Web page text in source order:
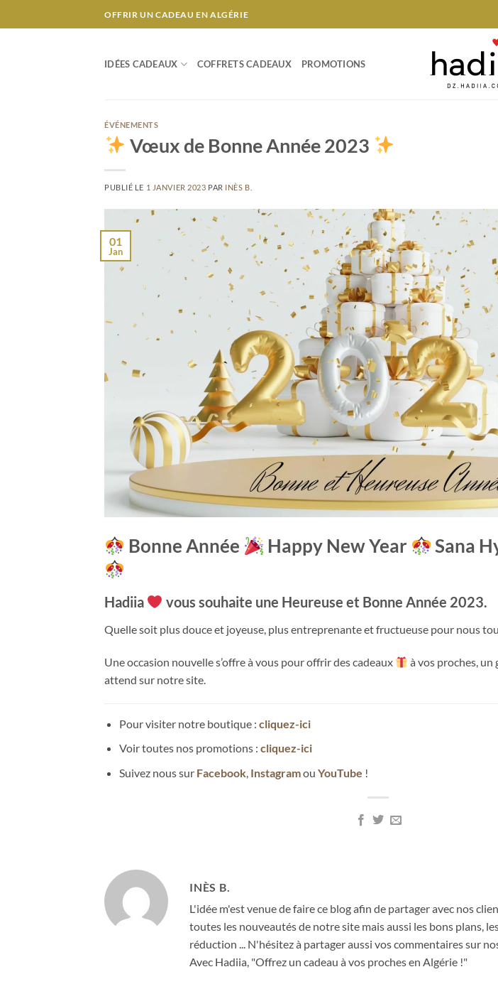
au
OFFRIR UN CADEAU EN ALGÉRIE
IDÉES CADEAUX COFFRETS CADEAUX PROMOTIONS
ÉVÉNEMENTS
Vœux de Bonne Année 2023
PUBLIÉ LE 1 JANVIER 2023 PAR INÈS B.
01
Jan
Bonne Année Happy New Year Sana
Hadiia vous souhaite une Heureuse et Bonne Année 2023.
Quelle soit plus douce et joyeuse, plus entreprenante et fructueuse pour nous
Une occasion nouvelle s’offre à vous pour offrir des cadeaux à vos proches, un
attend sur notre site.
Pour visiter notre boutique : cliquez-ici
Voir toutes nos promotions : cliquez-ici
Suivez nous sur Facebook,Instagramou YouTube !
INÈS B.
L'idée m'est venue de faire ce blog afin de partager avec nos
toutes les nouveautés de notre site mais aussi les bons plans,
réduction ... N'hésitez à partager aussi vos commentaires sur
Avec Hadiia, "Offrez un cadeau à vos proches en Algérie !"